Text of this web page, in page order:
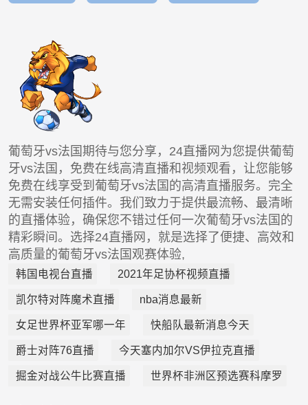
葡萄牙vs法国期待与您分享，24直播网为您提供葡萄
牙vs法国，免费在线高清直播和视频观看，让您能够
免费在线享受到葡萄牙vs法国的高清直播服务。完全
无需安装任何插件。我们致力于提供最流畅、最清晰
的直播体验，确保您不错过任何一次葡萄牙vs法国的
精彩瞬间。选择24直播网，就是选择了便捷、高效和
高质量的葡萄牙vs法国观赛体验,
韩国电视台直播 2021年足协杯视频直播
凯尔特对阵魔术直播 nba消息最新
女足世界杯亚军哪一年 快船队最新消息今天
爵士对阵76直播 今天塞内加尔VS伊拉克直播
掘金对战公牛比赛直播 世界杯非洲区预选赛科摩罗